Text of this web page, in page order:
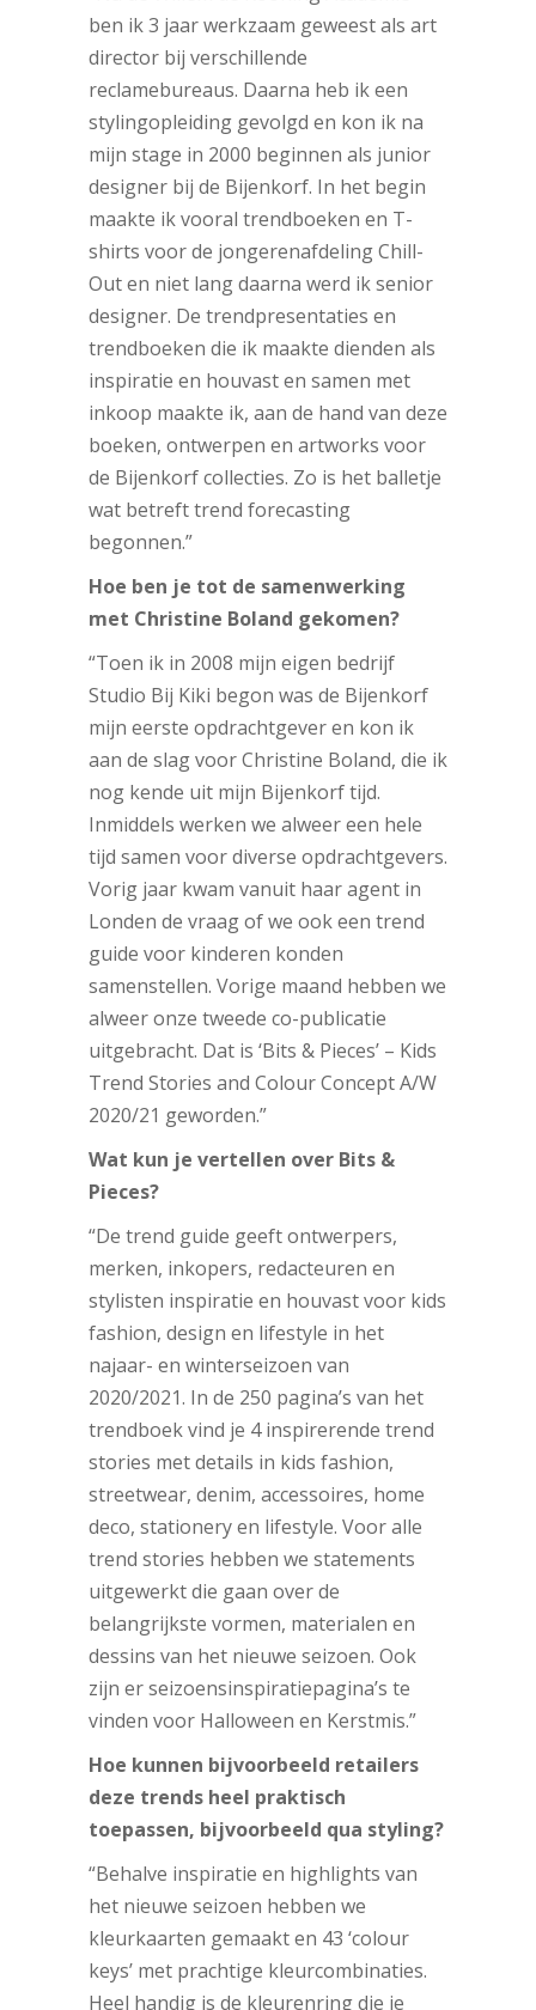
ben ik 3 jaar werkzaam geweest als art
director bij verschillende
reclamebureaus. Daarna heb ik een
stylingopleiding gevolgd en kon ik na
mijn stage in 2000 beginnen als junior
designer bij de Bijenkorf. In het begin
maakte ik vooral trendboeken en T-
shirts voor de jongerenafdeling Chill-
Out en niet lang daarna werd ik senior
designer. De trendpresentaties en
trendboeken die ik maakte dienden als
inspiratie en houvast en samen met
inkoop maakte ik, aan de hand van deze
boeken, ontwerpen en artworks voor
de Bijenkorf collecties. Zo is het balletje
wat betreft trend forecasting
begonnen.”
Hoe ben je tot de samenwerking
met Christine Boland gekomen?
“Toen ik in 2008 mijn eigen bedrijf
Studio Bij Kiki begon was de Bijenkorf
mijn eerste opdrachtgever en kon ik
aan de slag voor Christine Boland, die ik
nog kende uit mijn Bijenkorf tijd.
Inmiddels werken we alweer een hele
tijd samen voor diverse opdrachtgevers.
Vorig jaar kwam vanuit haar agent in
Londen de vraag of we ook een trend
guide voor kinderen konden
samenstellen. Vorige maand hebben we
alweer onze tweede co-publicatie
uitgebracht. Dat is ‘Bits & Pieces’ – Kids
Trend Stories and Colour Concept A/W
2020/21 geworden.”
Wat kun je vertellen over Bits &
Pieces?
“De trend guide geeft ontwerpers,
merken, inkopers, redacteuren en
stylisten inspiratie en houvast voor kids
fashion, design en lifestyle in het
najaar- en winterseizoen van
2020/2021. In de 250 pagina’s van het
trendboek vind je 4 inspirerende trend
stories met details in kids fashion,
streetwear, denim, accessoires, home
deco, stationery en lifestyle. Voor alle
trend stories hebben we statements
uitgewerkt die gaan over de
belangrijkste vormen, materialen en
dessins van het nieuwe seizoen. Ook
zijn er seizoensinspiratiepagina’s te
vinden voor Halloween en Kerstmis.”
Hoe kunnen bijvoorbeeld retailers
deze trends heel praktisch
toepassen, bijvoorbeeld qua styling?
“Behalve inspiratie en highlights van
het nieuwe seizoen hebben we
kleurkaarten gemaakt en 43 ‘colour
keys’ met prachtige kleurcombinaties.
Heel handig is de kleurenring die je